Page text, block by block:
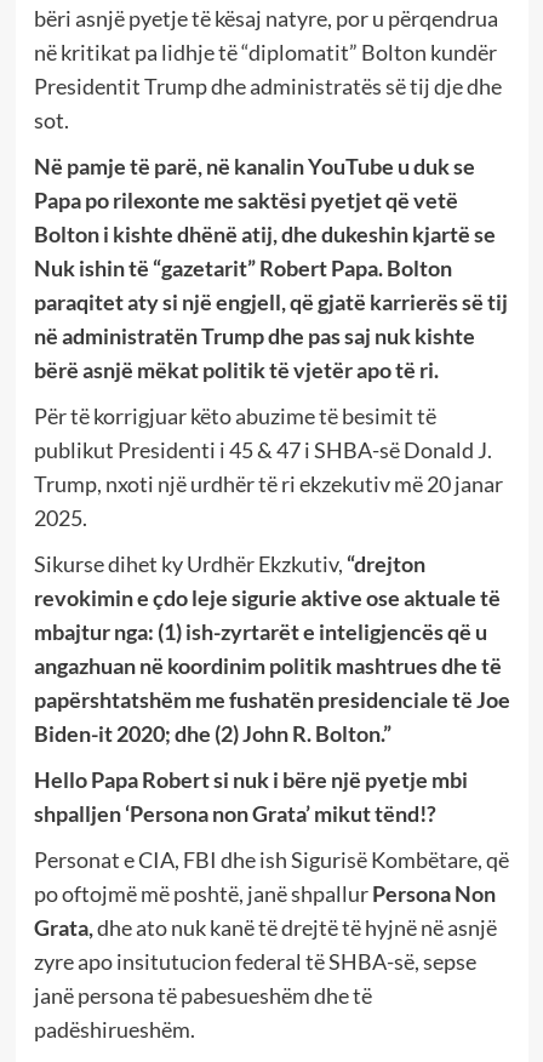
bëri asnjë pyetje të kësaj natyre, por u përqendrua
në kritikat pa lidhje të “diplomatit” Bolton kundër
Presidentit Trump dhe administratës së tij dje dhe
sot.
Në pamje të parë, në kanalin YouTube u duk se
Papa po rilexonte me saktësi pyetjet që vetë
Bolton i kishte dhënë atij, dhe dukeshin kjartë se
Nuk ishin të “gazetarit” Robert Papa. Bolton
paraqitet aty si një engjell, që gjatë karrierës së tij
në administratën Trump dhe pas saj nuk kishte
bërë asnjë mëkat politik të vjetër apo të ri.
Për të korrigjuar këto abuzime të besimit të
publikut Presidenti i 45 & 47 i SHBA-së Donald J.
Trump, nxoti një urdhër të ri ekzekutiv më 20 janar
2025.
Sikurse dihet ky Urdhër Ekzkutiv, “drejton
revokimin e çdo leje sigurie aktive ose aktuale të
mbajtur nga: (1) ish-zyrtarët e inteligjencës që u
angazhuan në koordinim politik mashtrues dhe të
papërshtatshëm me fushatën presidenciale të Joe
Biden-it 2020; dhe (2) John R. Bolton.”
Hello Papa Robert si nuk i bëre një pyetje mbi
shpalljen ‘Persona non Grata’ mikut tënd!?
Personat e CIA, FBI dhe ish Sigurisë Kombëtare, që
po oftojmë më poshtë, janë shpallurPersona Non
Grata,dhe ato nuk kanë të drejtë të hyjnë në asnjë
zyre apo insitutucion federal të SHBA-së, sepse
janë persona të pabesueshëm dhe të
padëshirueshëm.